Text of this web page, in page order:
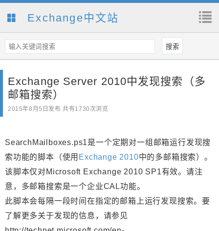
Exchange中文站
Exchange Server 2010中发现搜索（多
邮箱搜索）
2015年8月5日发布 共有1730次浏览
SearchMailboxes.ps1是一个定期对一组邮箱运行发现搜
索功能的脚本（使用 Exchange 2010中的多邮箱搜索）。
该脚本仅对Microsoft Exchange 2010 SP1有效。请注
意，多邮箱搜索是一个企业CAL功能。
此脚本会每隔一段时间在指定的邮箱上运行发现搜索。要
了解更多关于发现的信息，请参见